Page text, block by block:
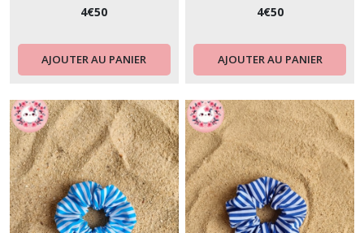
4€50
AJOUTER AU PANIER
4€50
AJOUTER AU PANIER